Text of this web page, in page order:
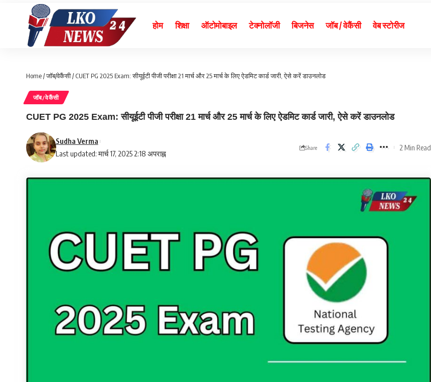
होम शिक्षा ऑटोमोबाइल टेक्नोलॉजी बिजनेस जॉब / वेकैंसी वेब स्टोरीज
Home/जॉब/वेकैंसी/CUET PG 2025 Exam: सीयूईटी पीजी परीक्षा 21 मार्च और 25 मार्च के लिए ऐडमिट कार्ड जारी, ऐसे करें डाउनलोड
जॉब/वेकैंसी
CUET PG 2025 Exam: सीयूईटी पीजी परीक्षा 21 मार्च और 25 मार्च के लिए ऐडमिट कार्ड जारी, ऐसे करें डाउनलोड
Last updated: मार्च 17, 2025 2:18 अपराह्न
Sudha Verma
Share 2 Min Read